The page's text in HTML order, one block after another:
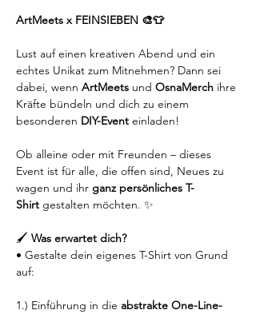
ArtMeets x FEINSIEBEN 🎨👕
Lust auf einen kreativen Abend und ein
echtes Unikat zum Mitnehmen? Dann sei
dabei, wenn ArtMeets und OsnaMerch ihre
Kräfte bündeln und dich zu einem
besonderen DIY-Event einladen!
Ob alleine oder mit Freunden – dieses
Event ist für alle, die offen sind, Neues zu
wagen und ihr ganz persönliches T-
Shirt gestalten möchten. ✨
🖌️ Was erwartet dich?
• Gestalte dein eigenes T-Shirt von Grund
auf:
1.) Einführung in die abstrakte One-Line-